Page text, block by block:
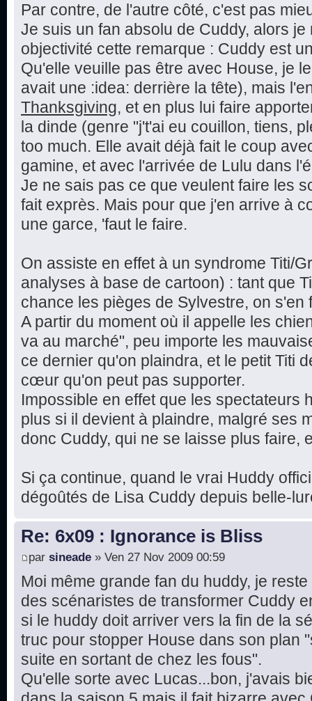
Par contre, de l'autre côté, c'est pas
Je suis un fan absolu de Cuddy, alors
objectivité cette remarque : Cuddy est
Qu'elle veuille pas être avec House, je
avait une :idea: derrière la tête), mais
Thanksgiving, et en plus lui faire
la dinde (genre "j't'ai eu couillon, tiens,
too much. Elle avait déjà fait le coup
gamine, et avec l'arrivée de Lulu dans
Je ne sais pas ce que veulent faire les
fait exprès. Mais pour que j'en arrive à
une garce, 'faut le faire.
On assiste en effet à un syndrome Titi/
analyses à base de cartoon) : tant que
chance les pièges de Sylvestre, on s'en
A partir du moment où il appelle les
va au marché", peu importe les
ce dernier qu'on plaindra, et le petit Titi
cœur qu'on peut pas supporter.
Impossible en effet que les spectateurs
plus si il devient à plaindre, malgré ses
donc Cuddy, qui ne se laisse plus faire,
Si ça continue, quand le vrai Huddy
dégoûtés de Lisa Cuddy depuis belle-
Re: 6x09 : Ignorance is Bliss
par sineade » Ven 27 Nov 2009 00:59
Moi même grande fan du huddy, je
des scénaristes de transformer Cuddy
si le huddy doit arriver vers la fin de la
truc pour stopper House dans son plan
suite en sortant de chez les fous".
Qu'elle sorte avec Lucas...bon, j'avais